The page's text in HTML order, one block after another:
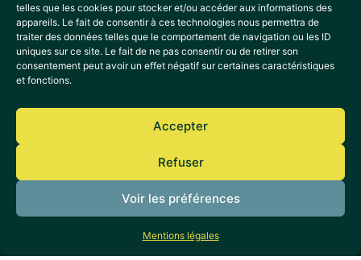
telles que les cookies pour stocker et/ou accéder aux informations des
appareils. Le fait de consentir à ces technologies nous permettra de
traiter des données telles que le comportement de navigation ou les ID
uniques sur ce site. Le fait de ne pas consentir ou de retirer son
consentement peut avoir un effet négatif sur certaines caractéristiques
et fonctions.
Accepter
Refuser
Voir les préférences
Mentions légales
ACCÈS DIRECTS
Actualités
Agenda
Déchetterie
France Services
Transport
Sécurité et prévention
Mentions légales